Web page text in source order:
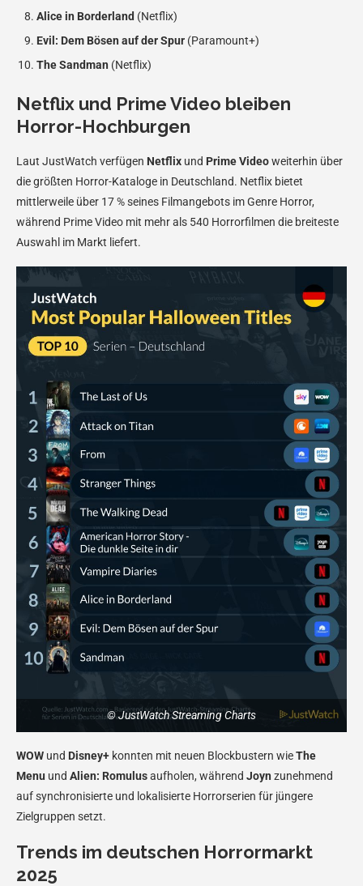
Alice in Borderland (Netflix)
Evil: Dem Bösen auf der Spur (Paramount+)
The Sandman (Netflix)
Netflix und Prime Video bleiben
Horror-Hochburgen
Laut JustWatch verfügen Netflix und Prime Videoweiterhin über
die größten Horror-Kataloge in Deutschland. Netflix bietet
mittlerweile über 17 % seines Filmangebots im Genre Horror,
während Prime Video mit mehr als 540 Horrorfilmen die breiteste
Auswahl im Markt liefert.
© JustWatch Streaming Charts
WOW und Disney+ konnten mit neuen Blockbustern wieThe
Menu und Alien: Romulusaufholen, während Joyn zunehmend
auf synchronisierte und lokalisierte Horrorserien für jüngere
Zielgruppen setzt.
Trends im deutschen Horrormarkt
2025